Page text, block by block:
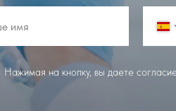
Нажимая на кнопку, вы даете